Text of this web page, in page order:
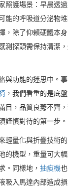
照護場景：早晨透過
能的呼吸道分泌物
，除了仰賴硬體本
測探頭需保持清潔
與功能的迷思中。
，我們看重的是底
目，品質良莠不齊
謹慎對待的第一步。
輕量化與折疊技術
的機型，重量可大
。同樣地， 抽痰機
入馬達內部造成